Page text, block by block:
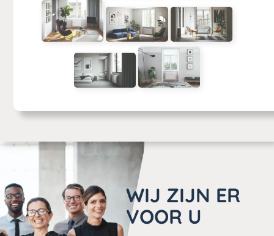
WIJ ZIJN ER
VOOR U